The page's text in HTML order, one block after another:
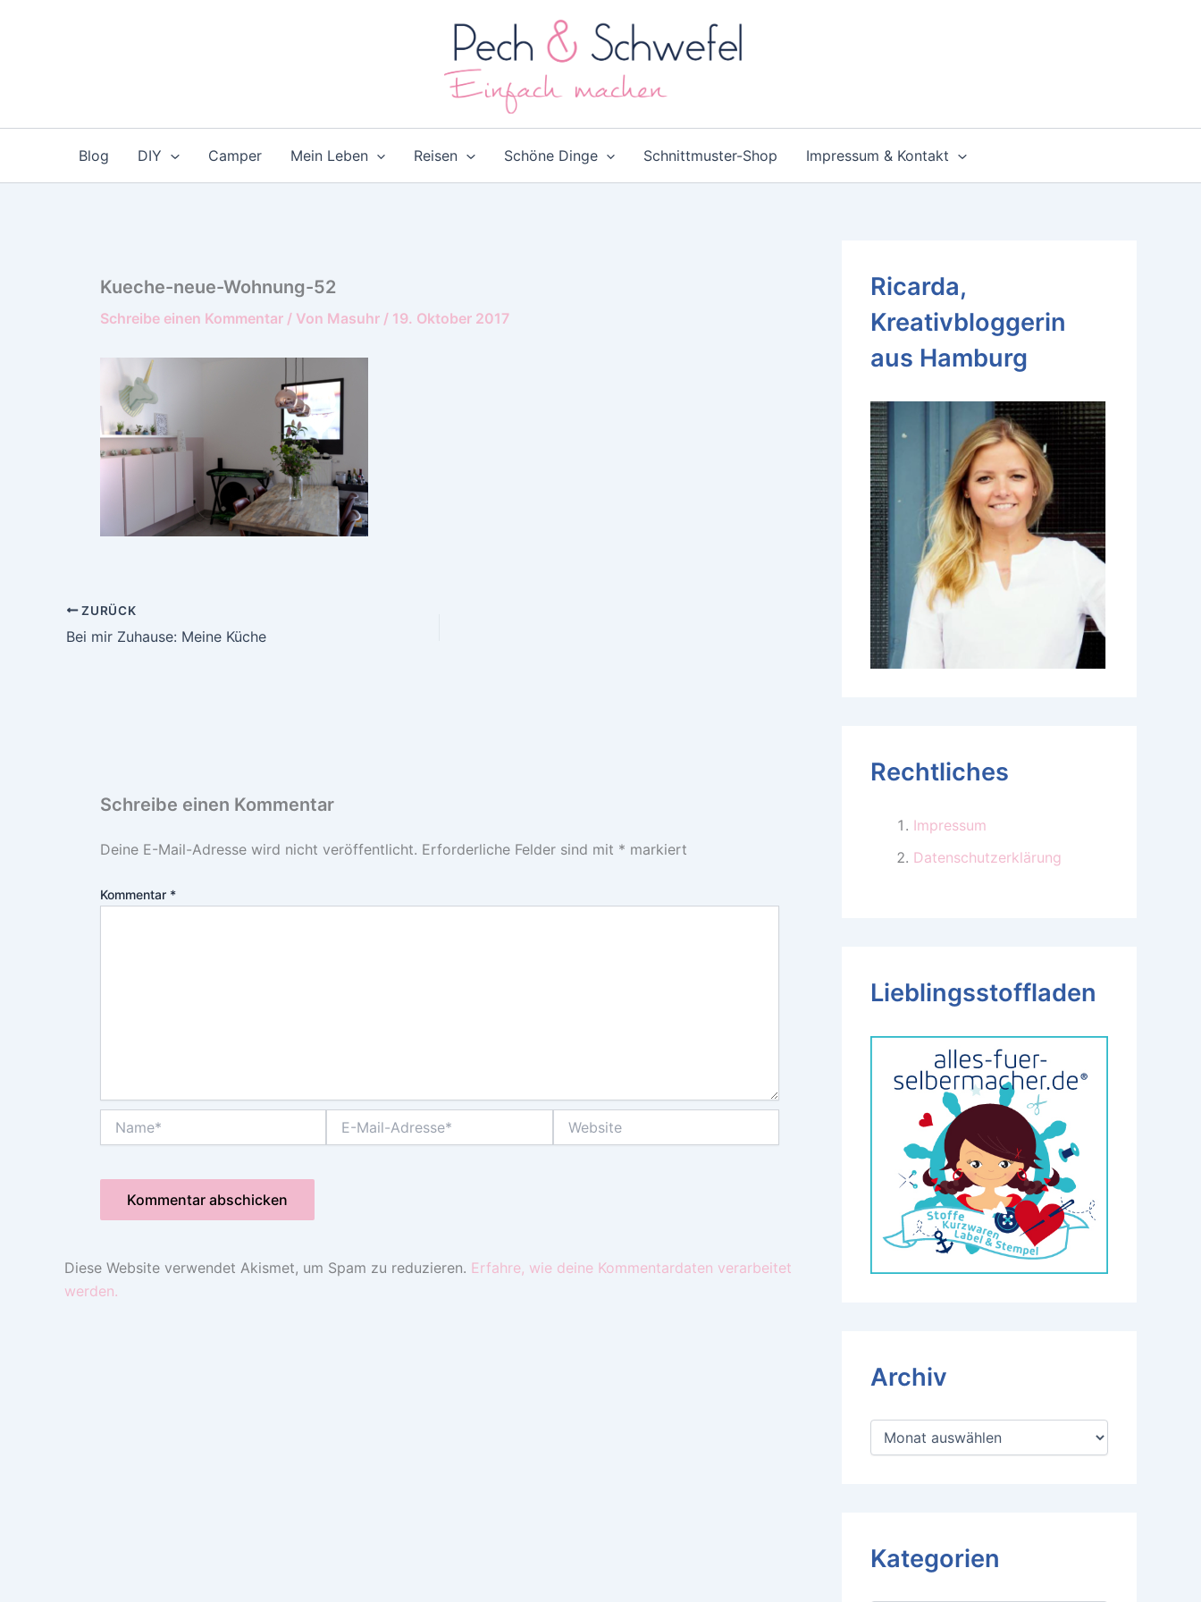
Blog DIY Camper Mein Leben Reisen Schöne Dinge Schnittmuster-Shop Impressum & Kontakt
Kueche-neue-Wohnung-52
Schreibe einen Kommentar / Von Masuhr / 19. Oktober 2017
ZURÜCK
Bei mir Zuhause: Meine Küche
Schreibe einen Kommentar
Deine E-Mail-Adresse wird nicht veröffentlicht. Erforderliche Felder sind mit * markiert
Kommentar *
Mail-
Diese Website verwendet Akismet, um Spam zu reduzieren. Erfahre, wie deine Kommentardaten verarbeitet
werden.
Ricarda,
Kreativbloggerin
aus Hamburg
Rechtliches
Impressum
Datenschutzerklärung
Lieblingsstoffladen
Archiv
A
Kategorien